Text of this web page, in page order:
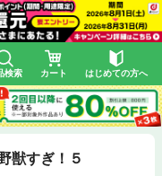
検索 カート はじめての方へ
獣すぎ！５